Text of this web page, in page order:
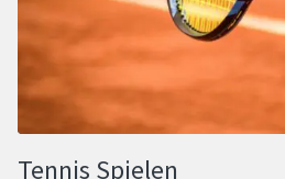
Tennis Spielen